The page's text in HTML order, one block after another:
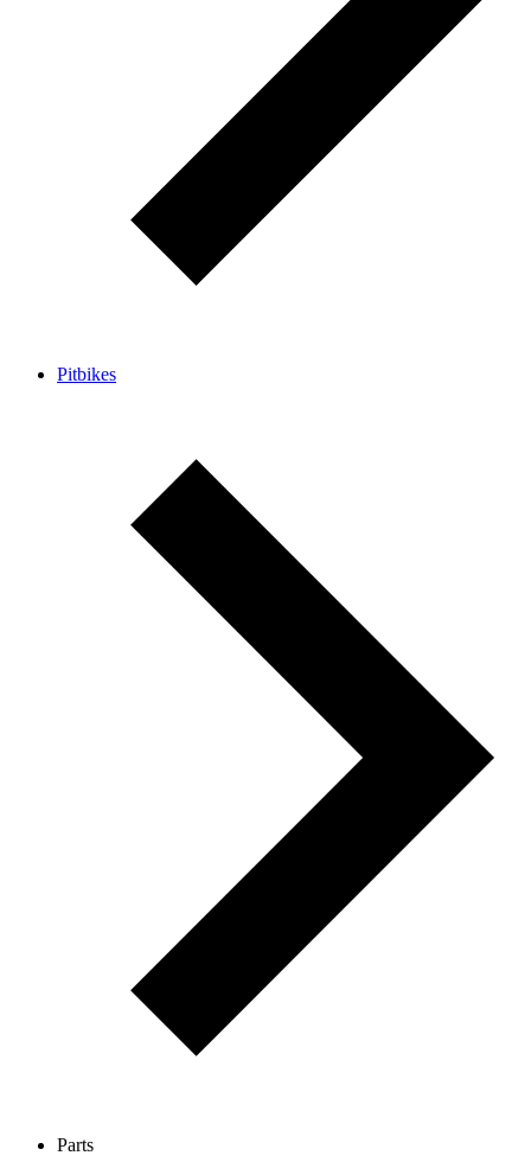
Pitbikes
Parts